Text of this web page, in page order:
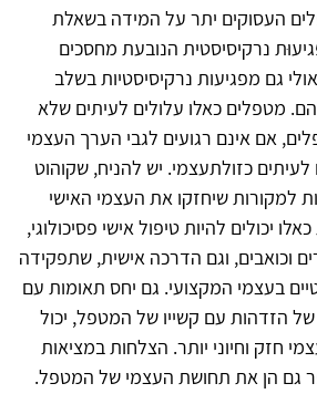
העסוקים יתר על המידה בשאלת
נרקיסיסטית הנובעת מחסכים
גם מפגיעות נרקיסיסטיות בשלב
מטפלים כאלו עלולים לעיתים שלא
אם אינם רגועים לגבי הערך העצמי
כזולתעצמי. יש להניח, שקוהוט
למקורות שיחזקו את העצמי האישי
יכולים להיות טיפול אישי פסיכולוגי,
וכואבים, וגם הדרכה אישית, שתפקידה
בעצמי המקצועי. גם יחס תאומות עם
של הזדהות עם קשייו של המטפל, יכול
חזק וחיוני יותר. הצלחות במציאות
גם הן את תחושת העצמי של המטפל.